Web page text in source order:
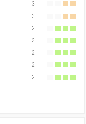
3
3
2
2
2
2
2